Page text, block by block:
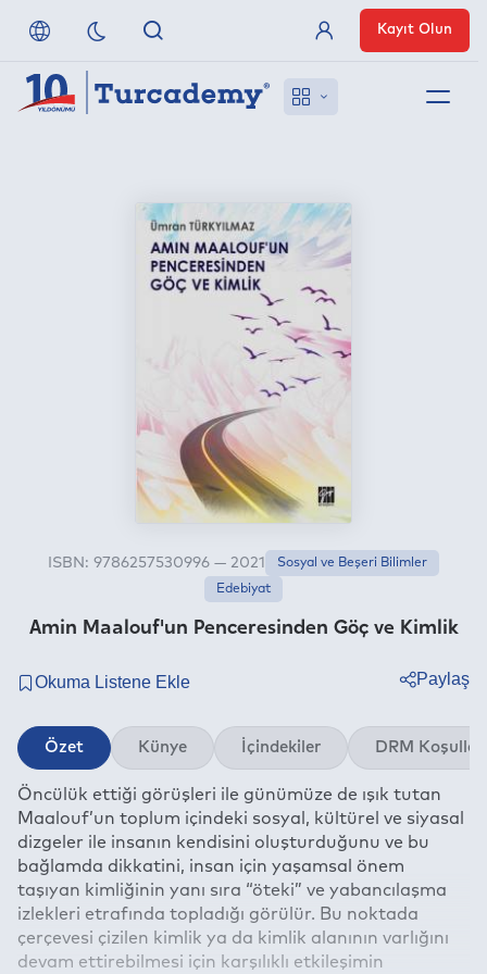
Referanslarımız
Uzaktan Erişim
Üye Girişi
Kayıt Olun
Amin Maalouf'un Penceresinden Göç ve Kimlik
ISBN: 9786257530996 — 2021
Sosyal ve Beşeri Bilimler
Edebiyat
Paylaş
Twitter
Linkedin
Whatsapp
E-mail
Özet Künye İçindekiler DRM Koşulları
Öncülük ettiği görüşleri ile günümüze de ışık tutan
Maalouf’un toplum içindeki sosyal, kültürel ve siyasal
dizgeler ile insanın kendisini oluşturduğunu ve bu
bağlamda dikkatini, insan için yaşamsal önem
taşıyan kimliğinin yanı sıra “öteki” ve yabancılaşma
izlekleri etrafında topladığı görülür. Bu noktada
çerçevesi çizilen kimlik ya da kimlik alanının varlığını
devam ettirebilmesi için karşılıklı etkileşimin